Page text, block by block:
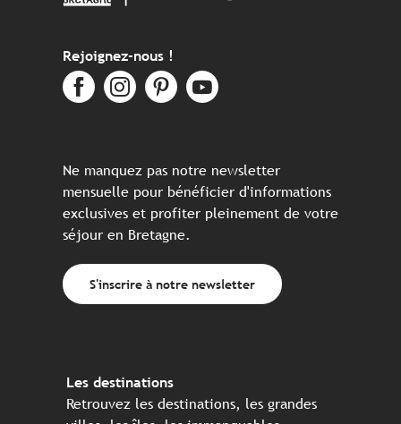
Rejoignez-nous !
Ne manquez pas notre newsletter
mensuelle pour bénéficier d'informations
exclusives et profiter pleinement de votre
séjour en Bretagne.
S'inscrire à notre newsletter
Les destinations
Retrouvez les destinations, les grandes